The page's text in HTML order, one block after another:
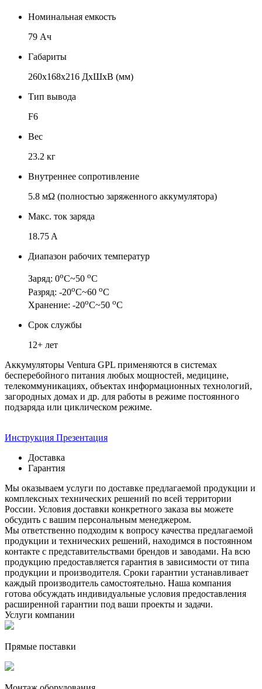
Номинальная емкость
79 Ач
Габариты
260х168х216 ДхШхВ (мм)
Тип вывода
F6
Вес
23.2 кг
Внутреннее сопротивление
5.8 мΩ (полностью заряженного аккумулятора)
Макс. ток заряда
18.75 A
Диапазон рабочих температур
Заряд: 0оС~50 оС
Разряд: -20оС~60 оС
Хранение: -20оС~50 оС
Срок службы
12+ лет
Аккумуляторы Ventura GPL применяются в системах
бесперебойного питания любых мощностей, медицине,
телекоммуникациях, объектах информационных технологий,
загородных домах и др. для работы в режиме постоянного
подзаряда или циклическом режиме.
Инструкция Презентация
Доставка
Гарантия
Мы оказываем услуги по доставке предлагаемой продукции и
комплексных технических решений по всей территории
России. Условия доставки конкретного заказа вы можете
обсудить с вашим персональным менеджером.
Мы ответственно подходим к вопросу качества предлагаемой
продукции и технических решений, находимся в постоянном
контакте с представительствами брендов и заводами. На всю
продукцию предоставляется гарантия в зависимости от типа
продукции и производителя. Сроки гарантии устанавливает
каждый производитель самостоятельно. Наша компания
готова обсуждать индивидуальные условия предоставления
расширенной гарантии под ваши проекты и задачи.
Услуги компании
Прямые поставки